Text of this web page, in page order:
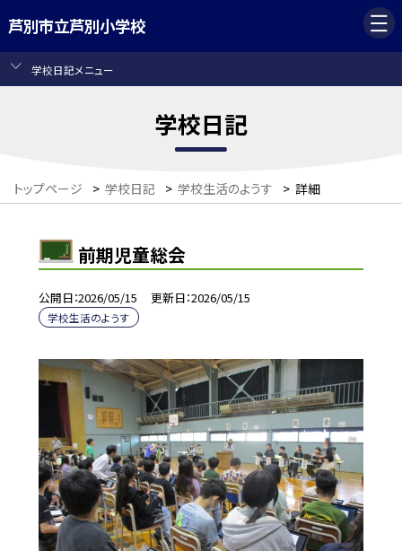
芦別市立芦別小学校
学校日記メニュー
学校日記
トップページ > 学校日記 > 学校生活のようす > 詳細
前期児童総会
公開日 2026/05/15 更新日 2026/05/15
学校生活のようす